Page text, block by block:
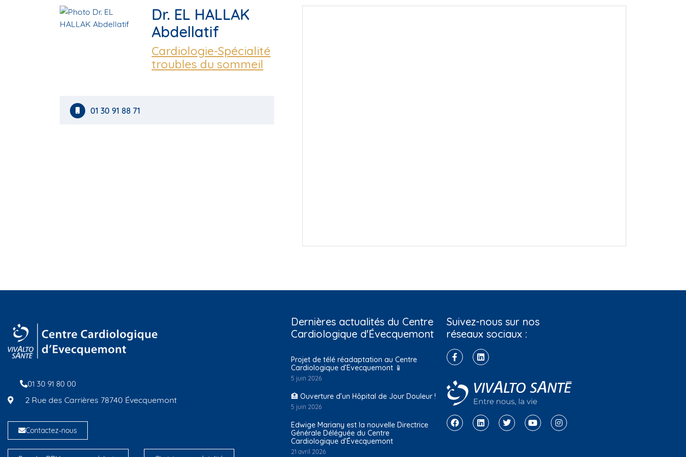
Dr. EL HALLAK
Abdellatif
Cardiologie-Spécialité
troubles du sommeil
01 30 91 88 71
01 30 91 80 00
2 Rue des Carrières 78740 Évecquemont
Contactez-nous
Dernières actualités du Centre
Cardiologique d'Évecquemont
Projet de télé réadaptation au Centre
Cardiologique d’Evecquemont 📱
5 juin 2026
🏥 Ouverture d’un Hôpital de Jour Douleur !
5 juin 2026
Edwige Mariany est la nouvelle Directrice
Générale Déléguée du Centre
Cardiologique d’Évecquemont
21 avril 2026
Suivez-nous sur nos
réseaux sociaux :